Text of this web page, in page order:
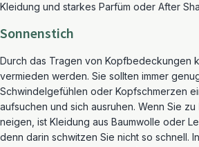
Kleidung und starkes Parfüm oder After
Sonnenstich
Durch das Tragen von Kopfbedeckungen
vermieden werden. Sie sollten immer
Schwindelgefühlen oder Kopfschmerzen
aufsuchen und sich ausruhen. Wenn Sie zu
neigen, ist Kleidung aus Baumwolle oder
denn darin schwitzen Sie nicht so schnell.